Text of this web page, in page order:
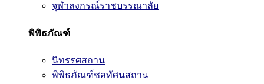
จุฬาลงกรณ์ราชบรรณาลัย
พิพิธภัณฑ์
นิทรรศสถาน
พิพิธภัณฑ์ชลทัศนสถาน